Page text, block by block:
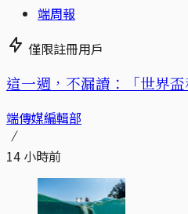
端周報
僅限註冊用戶
這一週，不漏讀：「世界
端傳媒編輯部
14 小時前